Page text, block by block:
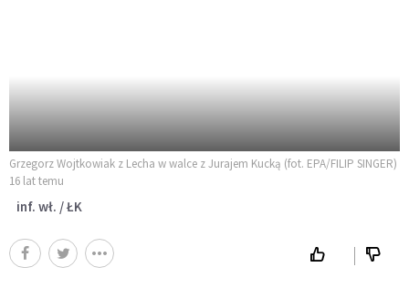
Grzegorz Wojtkowiak z Lecha w walce z Jurajem Kucką (fot. EPA/FILIP SINGER)
16 lat temu
inf. wł. / ŁK